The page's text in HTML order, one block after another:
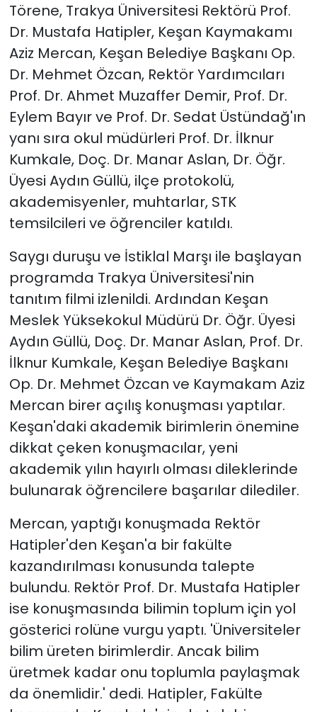
Törene, Trakya Üniversitesi Rektörü Prof.
Dr. Mustafa Hatipler, Keşan Kaymakamı
Aziz Mercan, Keşan Belediye Başkanı Op.
Dr. Mehmet Özcan, Rektör Yardımcıları
Prof. Dr. Ahmet Muzaffer Demir, Prof. Dr.
Eylem Bayır ve Prof. Dr. Sedat Üstündağ'ın
yanı sıra okul müdürleri Prof. Dr. İlknur
Kumkale, Doç. Dr. Manar Aslan, Dr. Öğr.
Üyesi Aydın Güllü, ilçe protokolü,
akademisyenler, muhtarlar, STK
temsilcileri ve öğrenciler katıldı.
Saygı duruşu ve İstiklal Marşı ile başlayan
programda Trakya Üniversitesi'nin
tanıtım filmi izlenildi. Ardından Keşan
Meslek Yüksekokul Müdürü Dr. Öğr. Üyesi
Aydın Güllü, Doç. Dr. Manar Aslan, Prof. Dr.
İlknur Kumkale, Keşan Belediye Başkanı
Op. Dr. Mehmet Özcan ve Kaymakam Aziz
Mercan birer açılış konuşması yaptılar.
Keşan'daki akademik birimlerin önemine
dikkat çeken konuşmacılar, yeni
akademik yılın hayırlı olması dileklerinde
bulunarak öğrencilere başarılar dilediler.
Mercan, yaptığı konuşmada Rektör
Hatipler'den Keşan'a bir fakülte
kazandırılması konusunda talepte
bulundu. Rektör Prof. Dr. Mustafa Hatipler
ise konuşmasında bilimin toplum için yol
gösterici rolüne vurgu yaptı. 'Üniversiteler
bilim üreten birimlerdir. Ancak bilim
üretmek kadar onu toplumla paylaşmak
da önemlidir.' dedi. Hatipler, Fakülte